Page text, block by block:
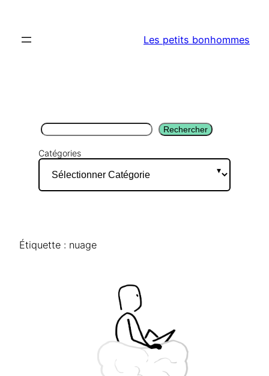
contenu
Les petits bonhommes
Rechercher Rechercher
Catégories
Étiquette : nuage